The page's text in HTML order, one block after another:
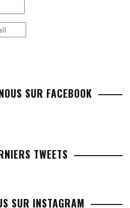
SUR FACEBOOK
TWEETS
SUR INSTAGRAM